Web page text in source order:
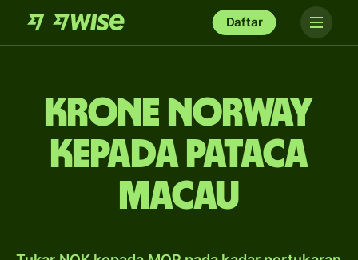
Daftar
krone Norway
kepada pataca
Macau